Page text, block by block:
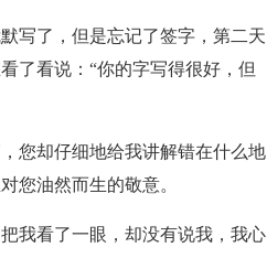
写了，但是忘记了签字，第二天
了看说：“你的字写得很好，但
您却仔细地给我讲解错在什么地
您油然而生的敬意。
我看了一眼，却没有说我，我心